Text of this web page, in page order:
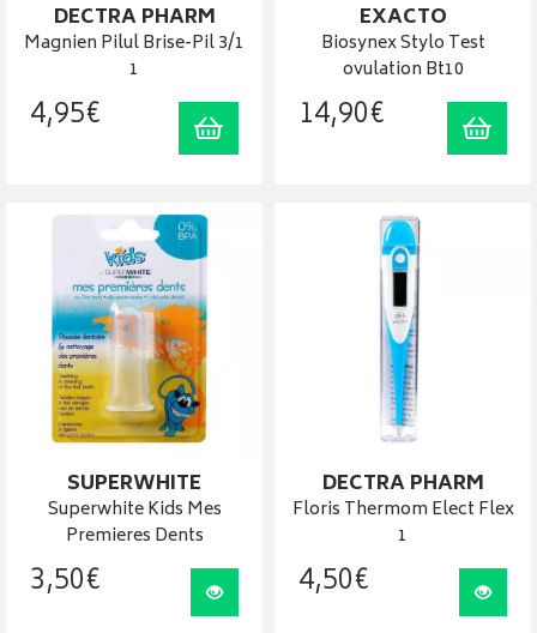
DECTRA PHARM
Magnien Pilul Brise-Pil 3/1
1
4,95€ Ajouter au panier
EXACTO
Biosynex Stylo Test
ovulation Bt10
14,90€
SUPERWHITE
Superwhite Kids Mes
Premieres Dents
3,50€ Visualiser
DECTRA PHARM
Floris Thermom Elect Flex
1
4,50€